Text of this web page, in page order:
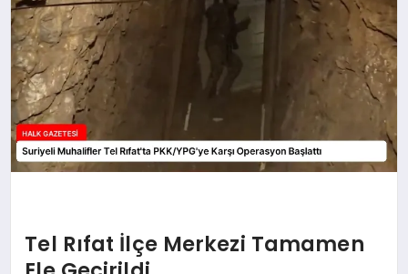
Tel Rıfat İlçe Merkezi Tamamen